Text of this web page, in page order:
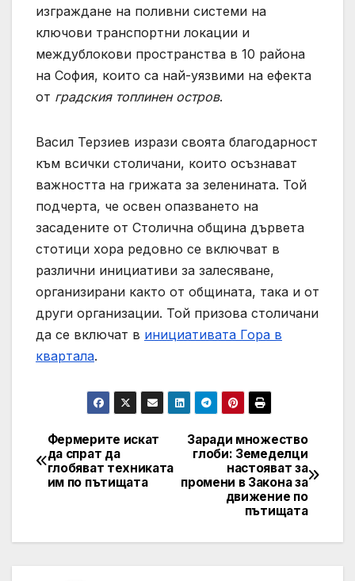
изграждане на поливни системи на
ключови транспортни локации и
междублокови пространства в 10 района
на София, които са най-уязвими на ефекта
от градския топлинен остров.
Васил Терзиев изрази своята благодарност
към всички столичани, които осъзнават
важността на грижата за зеленината. Той
подчерта, че освен опазването на
засадените от Столична община дървета
стотици хора редовно се включват в
различни инициативи за залесяване,
организирани както от общината, така и от
други организации. Той призова столичани
да се включат в инициативата Гора в
квартала.
Post
navigation
Заради множество
глоби: Земеделци
настояват за
промени в Закона за
движение по
пътищата
Фермерите искат
да спрат да
глобяват техниката
им по пътищата